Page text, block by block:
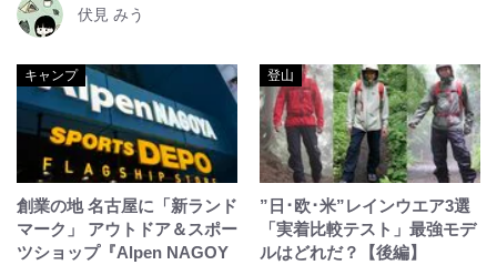
伏見 みう
キャンプ
創業の地 名古屋に「新ランド
マーク」 アウトドア＆スポー
ツショップ『Alpen NAGOY
登山
”日･欧･米”レインウエア3選
「実着比較テスト」最強モデ
ルはどれだ？【後編】